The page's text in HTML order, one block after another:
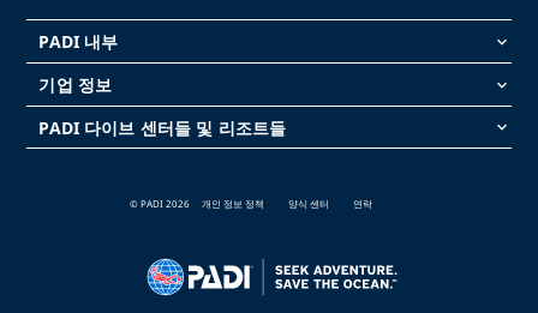
PADI 내부 keyboard_arrow_down
기업 정보 keyboard_arrow_down
PADI 다이브 센터들 및 리조트들 keyboard_arrow_down
© PADI 2026 개인 정보 정책 양식 센터 연락